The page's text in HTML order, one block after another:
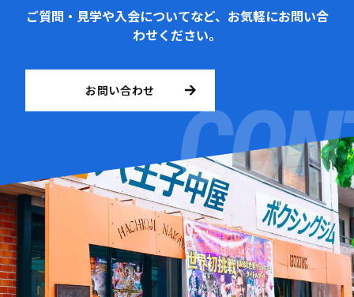
ご質問・見学や入会についてなど、お気軽にお問い合
わせください。
お問い合わせ